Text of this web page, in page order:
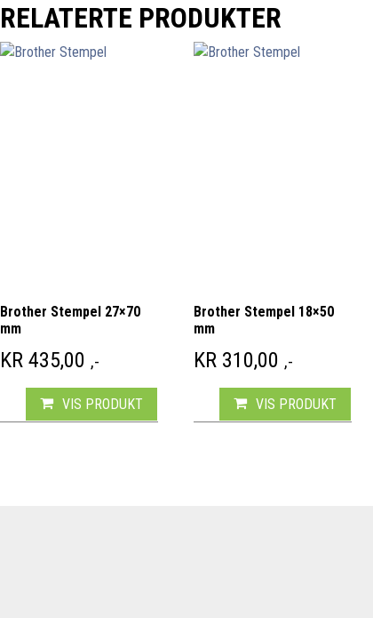
RELATERTE PRODUKTER
Brother Stempel 27×70
mm
KR 435,00 ,-
VIS PRODUKT
Brother Stempel 18×50
mm
KR310,00 ,-
VIS PRODUKT